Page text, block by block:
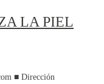
LA PIEL
■ Dirección